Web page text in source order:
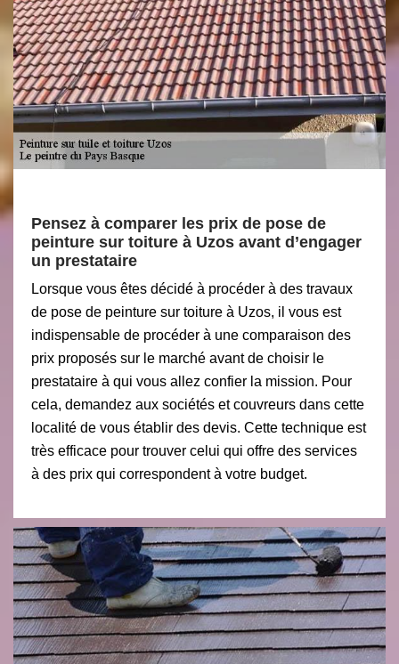
Pensez à comparer les prix de pose de
peinture sur toiture à Uzos avant d’engager
un prestataire
Lorsque vous êtes décidé à procéder à des travaux
de pose de peinture sur toiture à Uzos, il vous est
indispensable de procéder à une comparaison des
prix proposés sur le marché avant de choisir le
prestataire à qui vous allez confier la mission. Pour
cela, demandez aux sociétés et couvreurs dans cette
localité de vous établir des devis. Cette technique est
très efficace pour trouver celui qui offre des services
à des prix qui correspondent à votre budget.